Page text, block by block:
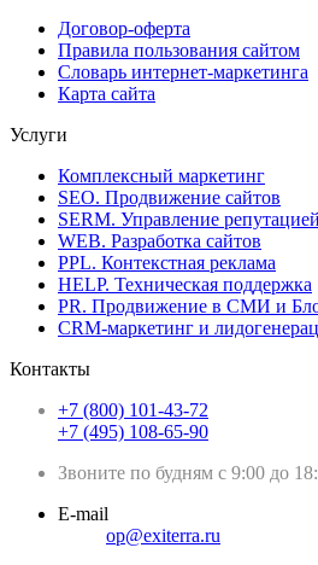
Договор-оферта
Правила пользования сайтом
Словарь интернет-маркетинга
Карта сайта
Услуги
Комплексный маркетинг
SEO. Продвижение сайтов
SERM. Управление репутацией
WEB. Разработка сайтов
PPL. Контекстная реклама
HELP. Техническая поддержка
PR. Продвижение в СМИ и
CRM-маркетинг и
Контакты
+7 (800) 101-43-72
+7 (495) 108-65-90
Звоните по будням с 9:00 до
E-mail
op@exiterra.ru